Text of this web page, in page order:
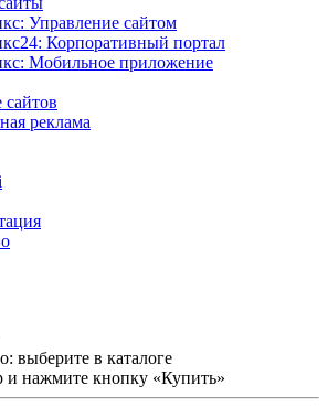
Управление сайтом
Корпоративный портал
Мобильное приложение
сайтов
реклама
выберите в каталоге
и нажмите кнопку «Купить»